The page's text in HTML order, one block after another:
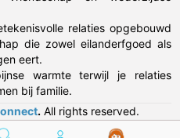
relaties opgebouwd
die zowel eilanderfgoed als
eert.
warmte terwijl je relaties
bij familie.
. All rights reserved.